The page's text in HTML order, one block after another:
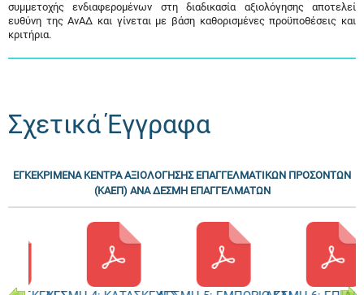
συμμετοχής ενδιαφερομένων στη διαδικασία αξιολόγησης αποτελεί
ευθύνη της ΑνΑΔ και γίνεται με βάση καθορισμένες προϋποθέσεις και
κριτήρια.
Σχετικά Έγγραφα
ΕΓΚΕΚΡΙΜΕΝΑ ΚΕΝΤΡΑ ΑΞΙΟΛΟΓΗΣΗΣ ΕΠΑΓΓΕΛΜΑΤΙΚΩΝ ΠΡΟΣΟΝΤΩΝ
(ΚΑΕΠ) ΑΝΑ ΔΕΣΜΗ ΕΠΑΓΓΕΛΜΑΤΩΝ